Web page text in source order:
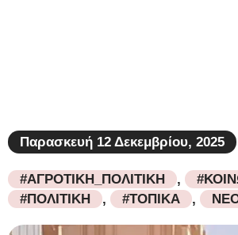
Παρασκευή 12 Δεκεμβρίου, 2025
#ΑΓΡΟΤΙΚΗ_ΠΟΛΙΤΙΚΗ ,
#ΠΟΛΙΤΙΚΗ
, #ΤΟΠΙΚΑ ,